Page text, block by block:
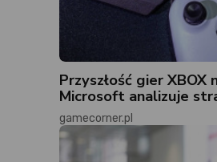
Przyszłość gier XBOX
Microsoft analizuje
gamecorner.pl